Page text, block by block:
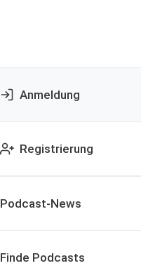
Anmeldung
Registrierung
Podcast-News
Finde Podcasts